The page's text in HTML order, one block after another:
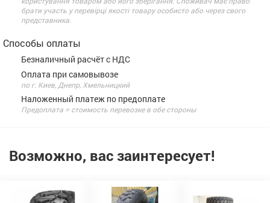
брати участь у перевірці якості товару особисто або через свого
представника.
Способы оплаты
Безналичный расчёт с НДС
Оплата при самовывозе
по г. Киев, Днепр, Хмельницкий
Наложенный платеж по предоплате
Предоплата = стоимость перевозке в обе стороны
Возможно, вас заинтересует!